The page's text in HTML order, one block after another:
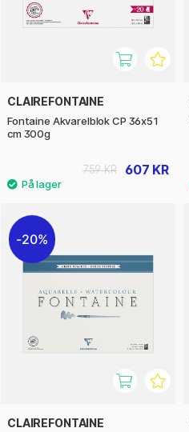
CLAIREFONTAINE
Fontaine Akvarelblok CP 36x51
cm 300g
607 KR
759 KR
20%
CLAIREFONTAINE